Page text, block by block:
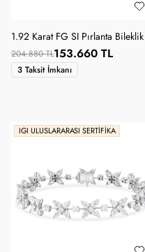
1.92 Karat FG SI Pırlanta Bileklik
204.880 TL153.660 TL
3 Taksit İmkanı
IGI ULUSLARARASI SERTIFIKA